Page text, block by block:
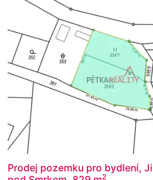
Prodej pozemku pro bydlení,
2